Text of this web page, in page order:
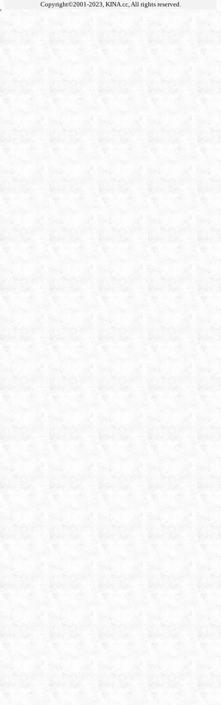
Copyright©2001-2023, KINA.cc, All rights reserved.